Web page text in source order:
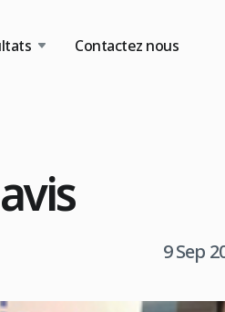
Contactez nous
9 Sep